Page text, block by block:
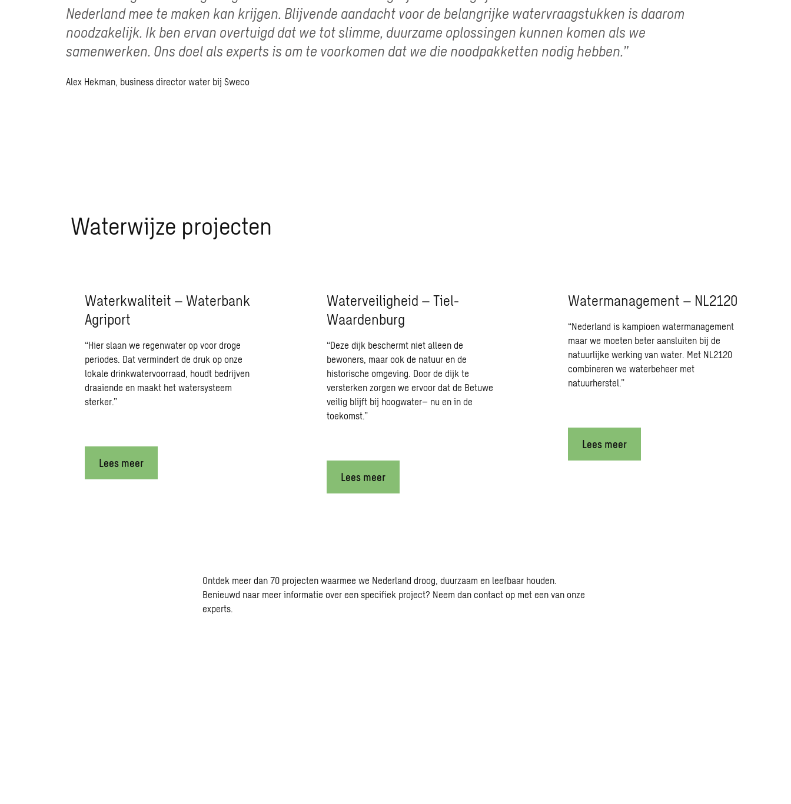
Nederland mee te maken kan krijgen. Blijvende aandacht voor de belangrijke watervraagstukken is daarom
noodzakelijk. Ik ben ervan overtuigd dat we tot slimme, duurzame oplossingen kunnen komen als we
samenwerken. Ons doel als experts is om te voorkomen dat we die noodpakketten nodig hebben.”
Alex Hekman, business director water bij Sweco
Waterwijze projecten
Waterkwaliteit – Waterbank
Agriport
“Hier slaan we regenwater op voor droge
periodes. Dat vermindert de druk op onze
lokale drinkwatervoorraad, houdt bedrijven
draaiende en maakt het watersysteem
sterker.”
Lees meer
Waterveiligheid – Tiel-
Waardenburg
“Deze dijk beschermt niet alleen de
bewoners, maar ook de natuur en de
historische omgeving. Door de dijk te
versterken zorgen we ervoor dat de Betuwe
veilig blijft bij hoogwater– nu en in de
toekomst.”
Lees meer
Watermanagement – NL2120
“Nederland is kampioen watermanagement
maar we moeten beter aansluiten bij de
natuurlijke werking van water. Met NL2120
combineren we waterbeheer met
natuurherstel.”
Lees meer
Ontdek meer dan 70 projecten waarmee we Nederland droog, duurzaam en leefbaar houden.
Benieuwd naar meer informatie over een specifiek project? Neem dan contact op met een van onze
experts.